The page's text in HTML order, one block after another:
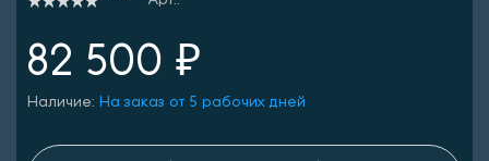
82 500 ₽
Наличие: На заказ от 5 рабочих дней